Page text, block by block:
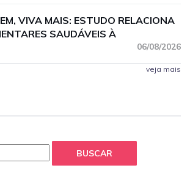
VIVA MAIS: ESTUDO RELACIONA
SAUDÁVEIS À
06/08/2026
veja mais
BUSCAR